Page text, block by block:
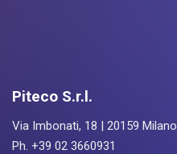
Piteco S.r.l.
Via Imbonati, 18 | 20159 Milano
Ph. +39 02 3660931